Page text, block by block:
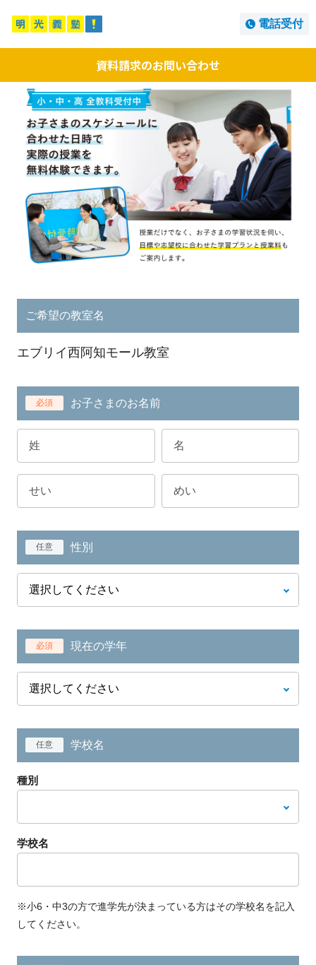
電話受付
資料請求のお問い合わせ
ご希望の教室名
エブリイ西阿知モール教室
必須 お子さまのお名前
任意 性別
必須 現在の学年
任意 学校名
種別
学校名
※小6・中3の方で進学先が決まっている方はその学校名を記入
してください。